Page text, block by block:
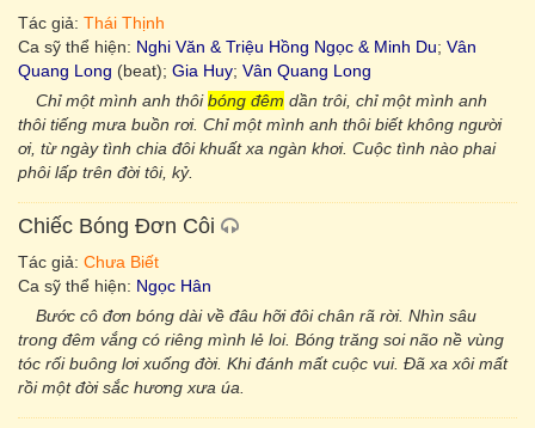
Tác giả: Thái Thịnh
Ca sỹ thể hiện: Nghi Văn & Triệu Hồng Ngọc & Minh Du; Vân
Quang Long (beat); Gia Huy; Vân Quang Long
Chỉ một mình anh thôibóng đêm dần trôi, chỉ một mình anh
thôi tiếng mưa buồn rơi. Chỉ một mình anh thôi biết không người
ơi, từ ngày tình chia đôi khuất xa ngàn khơi. Cuộc tình nào phai
phôi lấp trên đời tôi, kỷ.
Chiếc Bóng Đơn Côi
Tác giả: Chưa Biết
Ca sỹ thể hiện: Ngọc Hân
Bước cô đơn bóng dài về đâu hỡi đôi chân rã rời. Nhìn sâu
trong đêm vắng có riêng mình lẻ loi. Bóng trăng soi não nề vùng
tóc rối buông lơi xuống đời. Khi đánh mất cuộc vui. Ðã xa xôi mất
rồi một đời sắc hương xưa úa.